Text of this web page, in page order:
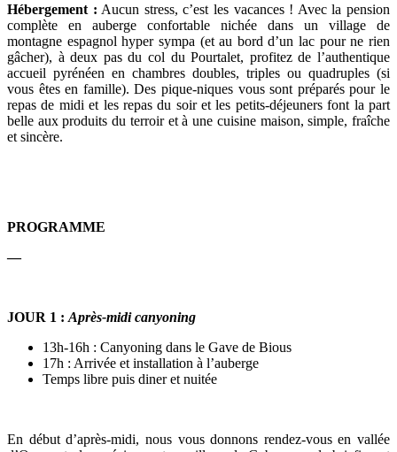
Hébergement : Aucun stress, c’est les vacances ! Avec la pension
complète en auberge confortable nichée dans un village de
montagne espagnol hyper sympa (et au bord d’un lac pour ne rien
gâcher), à deux pas du col du Pourtalet, profitez de l’authentique
accueil pyrénéen en chambres doubles, triples ou quadruples (si
vous êtes en famille). Des pique-niques vous sont préparés pour le
repas de midi et les repas du soir et les petits-déjeuners font la part
belle aux produits du terroir et à une cuisine maison, simple, fraîche
et sincère.
PROGRAMME
—
JOUR 1 : Après-midi canyoning
13h-16h : Canyoning dans le Gave de Bious
17h : Arrivée et installation à l’auberge
Temps libre puis diner et nuitée
En début d’après-midi, nous vous donnons rendez-vous en vallée